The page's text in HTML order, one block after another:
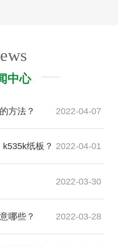
中心
方法？ 2022-04-07
纸板？ 2022-04-01
2022-03-30
哪些？ 2022-03-28